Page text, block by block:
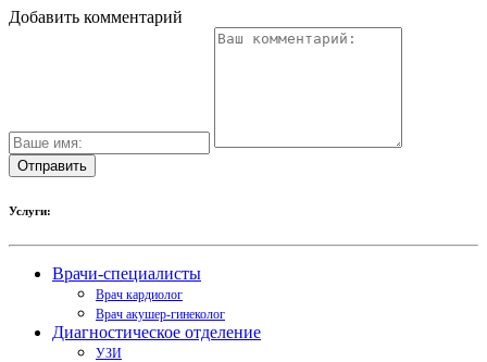
Добавить комментарий
Услуги:
Врачи-специалисты
Врач кардиолог
Врач акушер-гинеколог
Диагностическое отделение
УЗИ